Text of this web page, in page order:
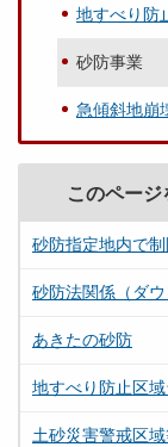
地すべり防
砂防事業
急傾斜地崩
このペー
砂防指定地内で
砂防法関係（ダウ
あきたの砂防
地すべり防止区
土砂災害警戒区